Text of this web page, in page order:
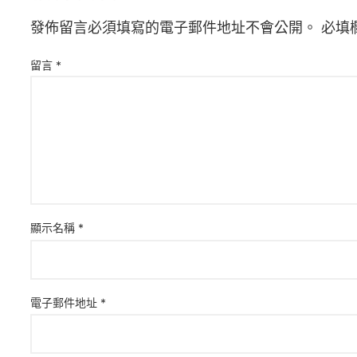
發佈留言必須填寫的電子郵件地址不會公開。 必填
留言 *
顯示名稱 *
電子郵件地址 *